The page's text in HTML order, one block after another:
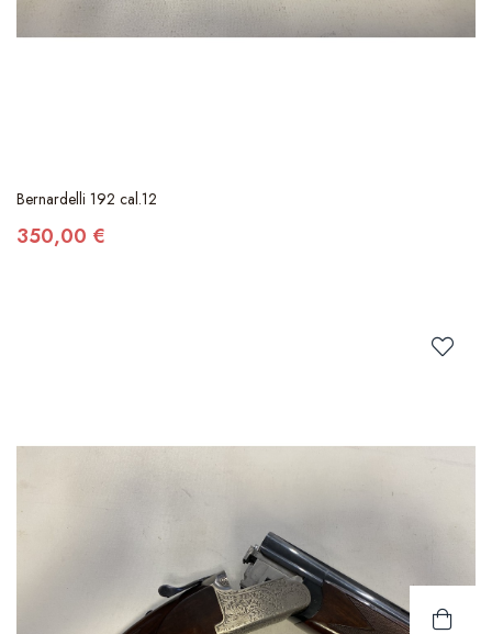
Bernardelli 192 cal.12
350,00 €